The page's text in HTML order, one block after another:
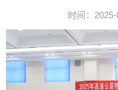
时间：